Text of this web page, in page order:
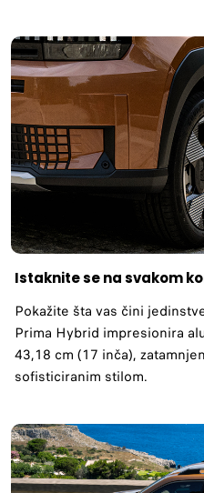
Istaknite se na svakom
Pokažite šta vas čini
Prima Hybrid impresionira
43,18 cm (17 inča),
sofisticiranim stilom.